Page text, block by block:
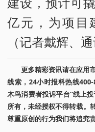
亿元，为项目
（记者戴辉、
更多精彩资讯请在应用
线索，24小时报料热线
木鸟消费者投诉平台”线上
所有，未经授权不得转载
尊重原创的行为我们将追究责